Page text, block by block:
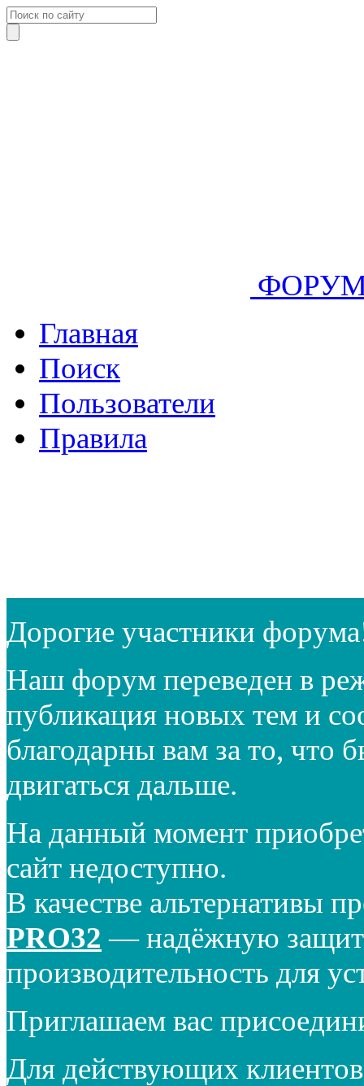
Главная
Поиск
Пользователи
Правила
Дорогие участники
Наш форум переведен в
публикация новых тем и
благодарны вам за то, что
двигаться дальше.
На данный момент
сайт недоступно.
В качестве альтернативы
PRO32 — надёжную
производительность для
Приглашаем вас
Для действующих